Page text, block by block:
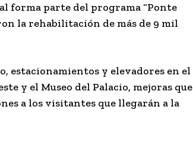
forma parte del programa “Ponte
la rehabilitación de más de 9 mil
estacionamientos y elevadores en el
y el Museo del Palacio, mejoras que
a los visitantes que llegarán a la